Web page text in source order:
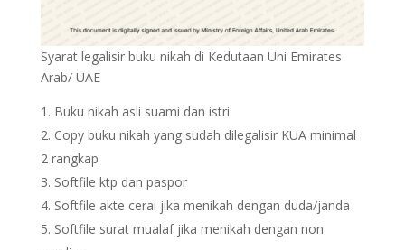
Syarat legalisir buku nikah di Kedutaan Uni Emirates
Arab/ UAE
Buku nikah asli suami dan istri
Copy buku nikah yang sudah dilegalisir KUA minimal
2 rangkap
Softfile ktp dan paspor
Softfile akte cerai jika menikah dengan duda/janda
Softfile surat mualaf jika menikah dengan non